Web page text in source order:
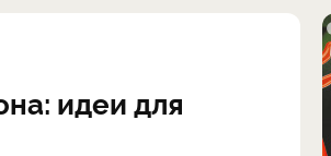
идеи для